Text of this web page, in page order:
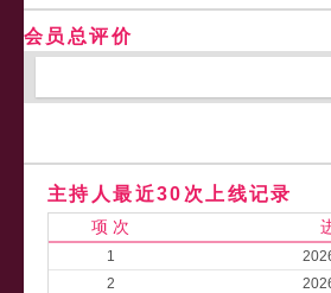
会员总评价
主持人最近30次上线记录
项 次
1
2